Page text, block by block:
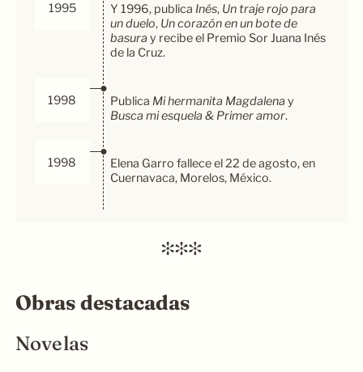
1995 Y 1996, publica Inés, Un traje rojo para
un duelo, Un corazón en un bote de
basura y recibe el Premio Sor Juana Inés
de la Cruz.
1998 Publica Mi hermanita Magdalena y
Busca mi esquela & Primer amor.
1998
Elena Garro fallece el 22 de agosto, en
Cuernavaca, Morelos, México.
Obras destacadas
Novelas